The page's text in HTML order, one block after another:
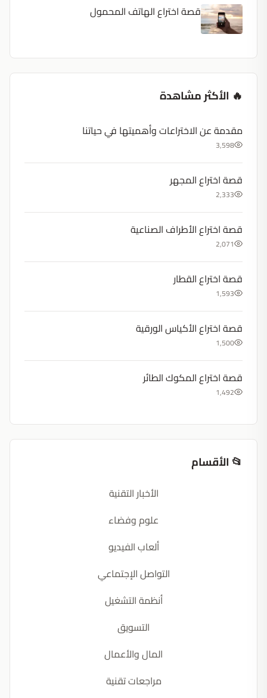
قصة اختراع الهاتف المحمول
🔥 الأكثر مشاهدة
مقدمة عن الاختراعات وأهميتها في حياتنا
3,598
قصة اختراع المجهر
2,333
قصة اختراع الأطراف الصناعية
2,071
قصة اختراع القطار
1,593
قصة اختراع الأكياس الورقية
1,500
قصة اختراع المكوك الطائر
1,492
📂 الأقسام
الأخبار التقنية
علوم وفضاء
ألعاب الفيديو
التواصل الإجتماعي
أنظمة التشغيل
التسويق
المال والأعمال
مراجعات تقنية